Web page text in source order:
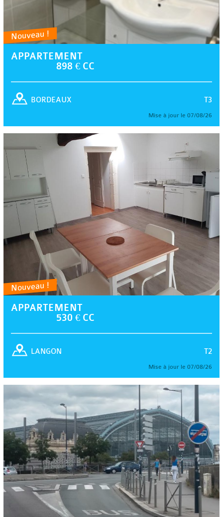
Nouveau !
APPARTEMENT
898 € CC
T3
BORDEAUX
Mise à jour le 07/08/26
Nouveau !
APPARTEMENT
530 € CC
T2
LANGON
Mise à jour le 07/08/26